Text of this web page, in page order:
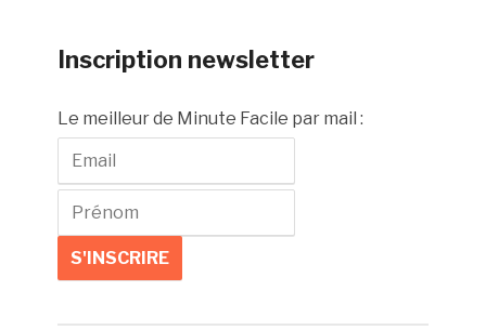
Inscription newsletter
Le meilleur de Minute Facile par mail :